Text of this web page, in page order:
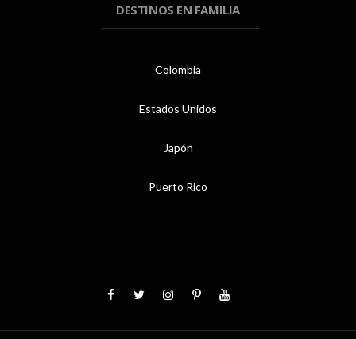
DESTINOS EN FAMILIA
Colombia
Estados Unidos
Japón
Puerto Rico